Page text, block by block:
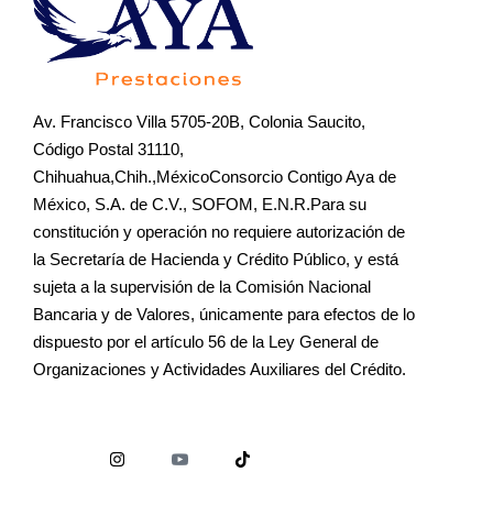
Av. Francisco Villa 5705-20B, Colonia Saucito,
Código Postal 31110,
Chihuahua,Chih.,MéxicoConsorcio Contigo Aya de
México, S.A. de C.V., SOFOM, E.N.R.Para su
constitución y operación no requiere autorización de
la Secretaría de Hacienda y Crédito Público, y está
sujeta a la supervisión de la Comisión Nacional
Bancaria y de Valores, únicamente para efectos de lo
dispuesto por el artículo 56 de la Ley General de
Organizaciones y Actividades Auxiliares del Crédito.